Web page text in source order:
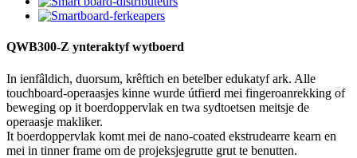
QWB300-Z ynteraktyf wytboerd
In ienfâldich, duorsum, krêftich en betelber edukatyf ark. Alle
touchboard-operaasjes kinne wurde útfierd mei fingeroanrekking of
beweging op it boerdoppervlak en twa sydtoetsen meitsje de
operaasje makliker.
It boerdoppervlak komt mei de nano-coated ekstrudearre kearn en
mei in tinner frame om de projeksjegrutte grut te benutten.